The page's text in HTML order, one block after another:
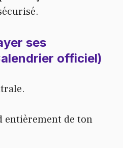
ses
officiel)
entièrement de ton